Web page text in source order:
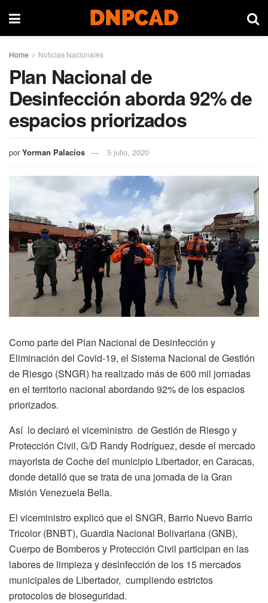
Home Noticias Nacionales
Plan Nacional de
Desinfección aborda 92% de
espacios priorizados
por Yorman Palacios 5 julio, 2020
Como parte del Plan Nacional de Desinfección y
Eliminación del Covid-19, el Sistema Nacional de Gestión
de Riesgo (SNGR) ha realizado más de 600 mil jornadas
en el territorio nacional abordando 92% de los espacios
priorizados.
Así lo declaró el viceministro de Gestión de Riesgo y
Protección Civil, G/D Randy Rodríguez, desde el mercado
mayorista de Coche del municipio Libertador, en Caracas,
donde detalló que se trata de una jornada de la Gran
Misión Venezuela Bella.
El viceministro explicó que el SNGR, Barrio Nuevo Barrio
Tricolor (BNBT), Guardia Nacional Bolivariana (GNB),
Cuerpo de Bomberos y Protección Civil participan en las
labores de limpieza y desinfección de los 15 mercados
municipales de Libertador, cumpliendo estrictos
protocolos de bioseguridad.